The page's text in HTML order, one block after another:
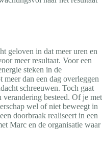
geloven in dat meer uren en
meer resultaat. Voor een
steken in de
dan een dag overleggen
schreeuwen. Toch gaat
besteed. Of je met
wel of niet beweegt in
doorbraak realiseert in een
Marc en de organisatie waar